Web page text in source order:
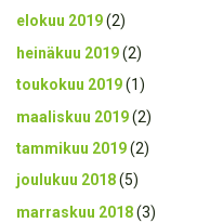
elokuu 2019(2)
heinäkuu 2019(2)
toukokuu 2019(1)
maaliskuu 2019(2)
tammikuu 2019(2)
joulukuu 2018(5)
marraskuu 2018(3)